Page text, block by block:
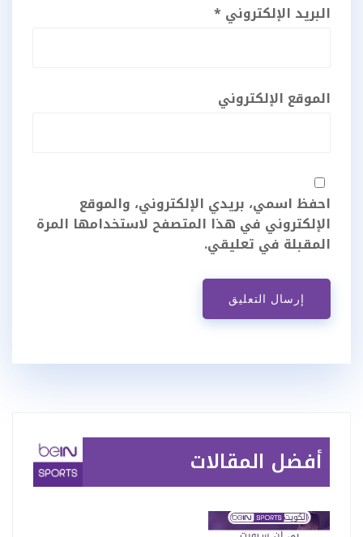
البريد الإلكتروني *
الموقع الإلكتروني
احفظ اسمي، بريدي الإلكتروني، والموقع
الإلكتروني في هذا المتصفح لاستخدامها المرة
المقبلة في تعليقي.
أفضل المقالات